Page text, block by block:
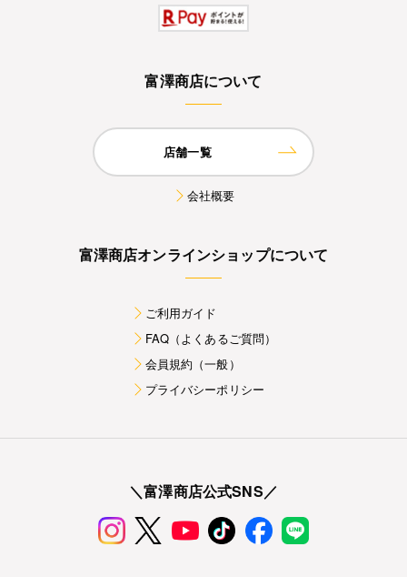
富澤商店について
店舗一覧
会社概要
富澤商店オンラインショップについて
ご利用ガイド
FAQ（よくあるご質問）
会員規約（一般）
プライバシーポリシー
＼富澤商店公式SNS／